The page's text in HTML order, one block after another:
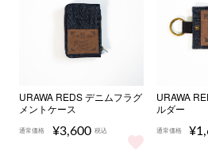
URAWA REDS デニムフラグ
メントケース
通常価格 ¥3,600 税込
URAWA REDS デニムフラグメ
URAWA
ルダー
通常価格